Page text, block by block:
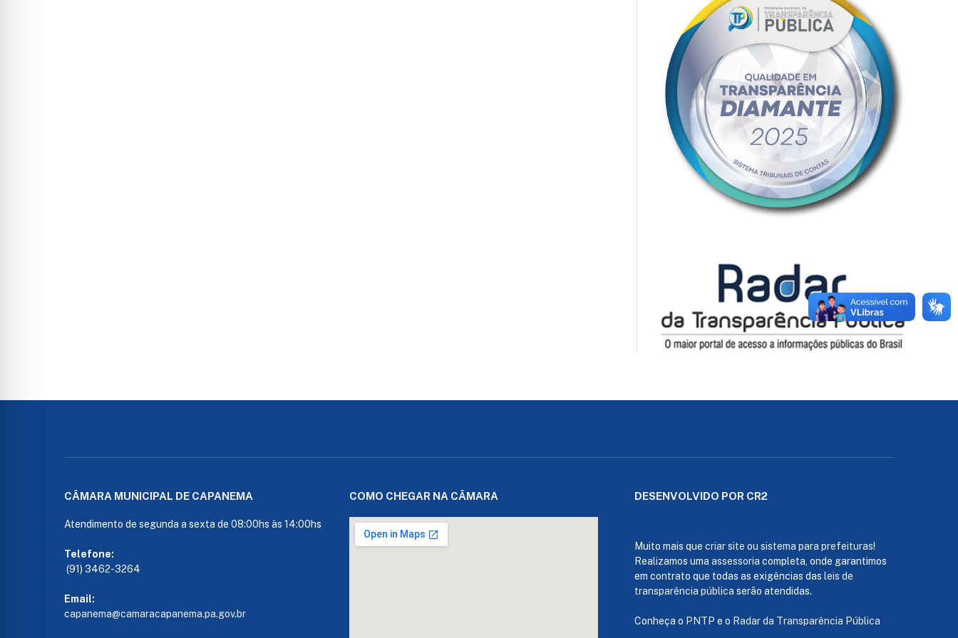
CÂMARA MUNICIPAL DE CAPANEMA
Atendimento de segunda a sexta de 08:00hs às 14:00hs
Telefone:
(91) 3462-3264
Email:
capanema@camaracapanema.pa.gov.br
COMO CHEGAR NA CÂMARA DESENVOLVIDO POR CR2
Muito mais que criar site ou sistema para prefeituras!
Realizamos uma assessoria completa, onde garantimos
em contrato que todas as exigências das leis de
transparência pública serão atendidas.
Conheça o PNTP e o Radar da Transparência Pública